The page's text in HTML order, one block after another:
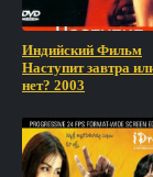
Индийский Фильм
Наступит завтра
нет? 2003